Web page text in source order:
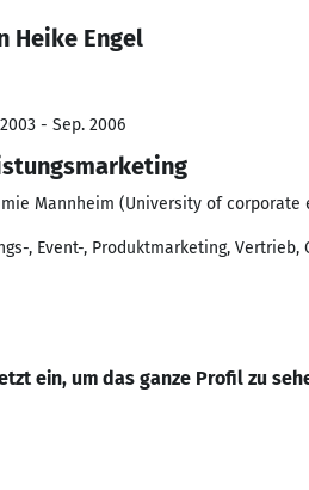
Heike Engel
- Sep. 2006
Mannheim (University of corporate
, Event-, Produktmarketing, Vertrieb,
ein, um das ganze Profil zu